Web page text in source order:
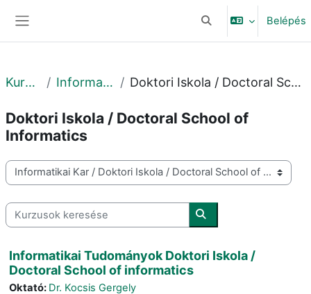
Keresési bemeneti
Belépés
Kurzusok Informatikai Kar Doktori Iskola / Doctoral School of Informatics
Doktori Iskola / Doctoral School of
Informatics
Kurzuskategóriák
Kurzusok keresése
Kurzusok keresése
Informatikai Tudományok Doktori Iskola /
Doctoral School of informatics
Oktató: Dr. Kocsis Gergely